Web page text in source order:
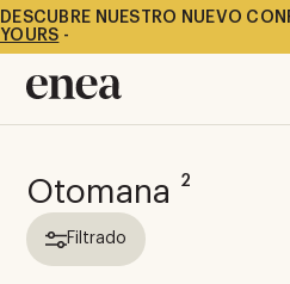
DESCUBRE NUESTRO NUEVO
YOURS -
Otomana 2
Filtrado